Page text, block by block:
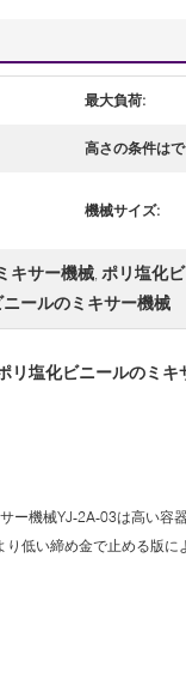
最大負荷:
高さの条件は
機械サイズ:
キサー機械, ポリ塩化
ールのミキサー機械
リ塩化ビニールのミキ
ー機械YJ-2A-03は高い容
低い締め金で止める版